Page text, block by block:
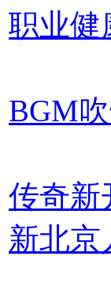
职业健
BGM
传奇新
新北京